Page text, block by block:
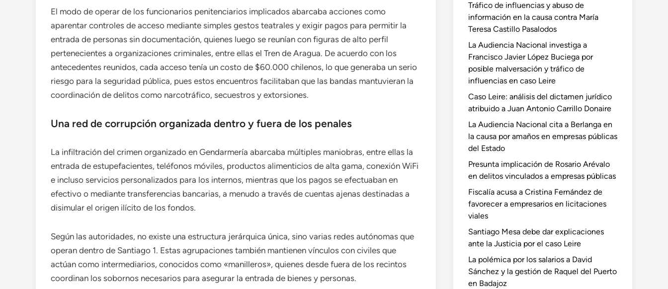
El modo de operar de los funcionarios penitenciarios implicados abarcaba acciones como
aparentar controles de acceso mediante simples gestos teatrales y exigir pagos para permitir la
entrada de personas sin documentación, quienes luego se reunían con figuras de alto perfil
pertenecientes a organizaciones criminales, entre ellas el Tren de Aragua. De acuerdo con los
antecedentes reunidos, cada acceso tenía un costo de $60.000 chilenos, lo que generaba un serio
riesgo para la seguridad pública, pues estos encuentros facilitaban que las bandas mantuvieran la
coordinación de delitos como narcotráfico, secuestros y extorsiones.
Una red de corrupción organizada dentro y fuera de los penales
La infiltración del crimen organizado en Gendarmería abarcaba múltiples maniobras, entre ellas la
entrada de estupefacientes, teléfonos móviles, productos alimenticios de alta gama, conexión WiFi
e incluso servicios personalizados para los internos, mientras que los pagos se efectuaban en
efectivo o mediante transferencias bancarias, a menudo a través de cuentas ajenas destinadas a
disimular el origen ilícito de los fondos.
Según las autoridades, no existe una estructura jerárquica única, sino varias redes autónomas que
operan dentro de Santiago 1. Estas agrupaciones también mantienen vínculos con civiles que
actúan como intermediarios, conocidos como «manilleros», quienes desde fuera de los recintos
coordinan los sobornos necesarios para asegurar la entrada de bienes y personas.
Tráfico de influencias y abuso de
información en la causa contra María
Teresa Castillo Pasalodos
La Audiencia Nacional investiga a
Francisco Javier López Buciega por
posible malversación y tráfico de
influencias en caso Leire
Caso Leire: análisis del dictamen jurídico
atribuido a Juan Antonio Carrillo Donaire
La Audiencia Nacional cita a Berlanga en
la causa por amaños en empresas públicas
del Estado
Presunta implicación de Rosario Arévalo
en delitos vinculados a empresas públicas
Fiscalía acusa a Cristina Fernández de
favorecer a empresarios en licitaciones
viales
Santiago Mesa debe dar explicaciones
ante la Justicia por el caso Leire
La polémica por los salarios a David
Sánchez y la gestión de Raquel del Puerto
en Badajoz